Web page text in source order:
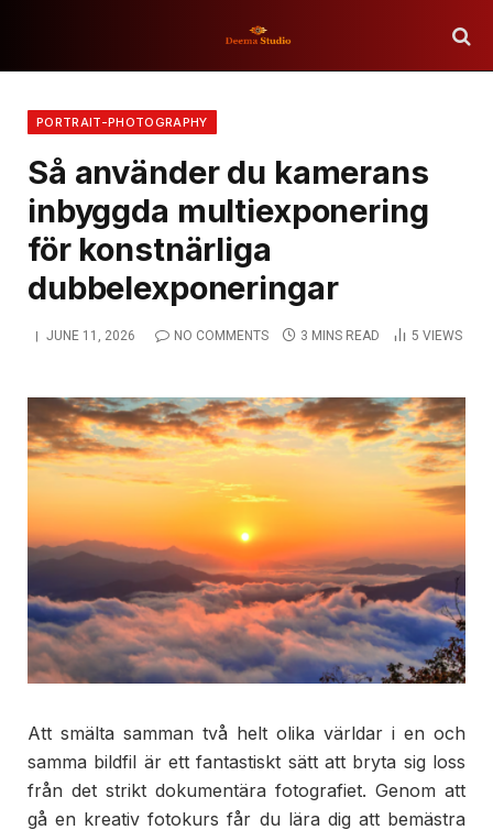
PORTRAIT-PHOTOGRAPHY
Så använder du kamerans
inbyggda multiexponering
för konstnärliga
dubbelexponeringar
JUNE 11, 2026 NO COMMENTS 3 MINS READ 5 VIEWS
Att smälta samman två helt olika världar i en och
samma bildfil är ett fantastiskt sätt att bryta sig loss
från det strikt dokumentära fotografiet. Genom att
gå en kreativ fotokurs får du lära dig att bemästra